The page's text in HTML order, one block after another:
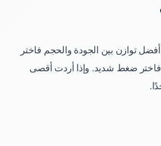
توازن بين الجودة والحجم فاختر
ضغط شديد. وإذا أردت أقصى